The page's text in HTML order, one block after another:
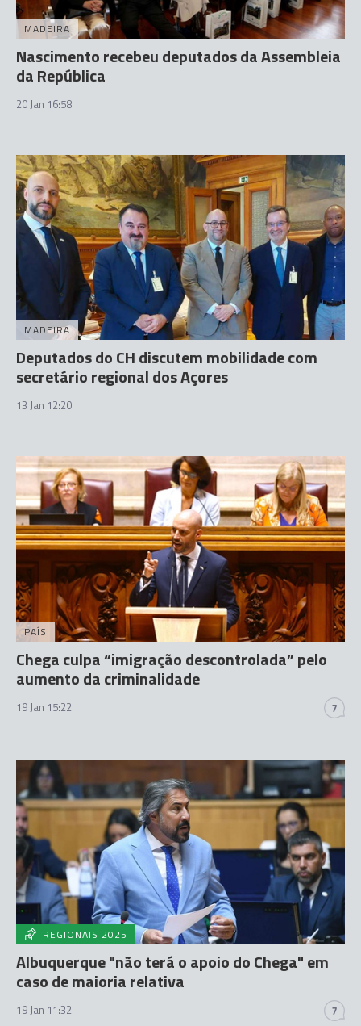
MADEIRA
Nascimento recebeu deputados da Assembleia
da República
20 Jan 16:58
MADEIRA
Deputados do CH discutem mobilidade com
secretário regional dos Açores
13 Jan 12:20
PAÍS
Chega culpa “imigração descontrolada” pelo
aumento da criminalidade
19 Jan 15:22 7
REGIONAIS 2025
Albuquerque "não terá o apoio do Chega" em
caso de maioria relativa
19 Jan 11:32 7